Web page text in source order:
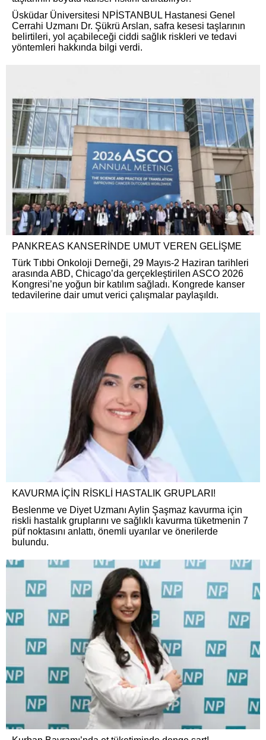
Üsküdar Üniversitesi NPİSTANBUL Hastanesi Genel
Cerrahi Uzmanı Dr. Şükrü Arslan, safra kesesi taşlarının
belirtileri, yol açabileceği ciddi sağlık riskleri ve tedavi
yöntemleri hakkında bilgi verdi.
PANKREAS KANSERİNDE UMUT VEREN GELİŞME
Türk Tıbbi Onkoloji Derneği, 29 Mayıs-2 Haziran tarihleri
arasında ABD, Chicago’da gerçekleştirilen ASCO 2026
Kongresi’ne yoğun bir katılım sağladı. Kongrede kanser
tedavilerine dair umut verici çalışmalar paylaşıldı.
KAVURMA İÇİN RİSKLİ HASTALIK GRUPLARI!
Beslenme ve Diyet Uzmanı Aylin Şaşmaz kavurma için
riskli hastalık gruplarını ve sağlıklı kavurma tüketmenin 7
püf noktasını anlattı, önemli uyarılar ve önerilerde
bulundu.